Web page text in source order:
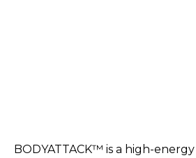
BODYATTACK™ is a high-